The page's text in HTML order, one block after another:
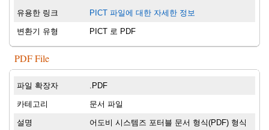
유용한 링크 PICT 파일에 대한 자세한 정보
변환기 유형 PICT 로 PDF
PDF File
파일 확장자 .PDF
카테고리 문서 파일
설명
어도비 시스템즈 포터블 문서 형식(PDF) 형식